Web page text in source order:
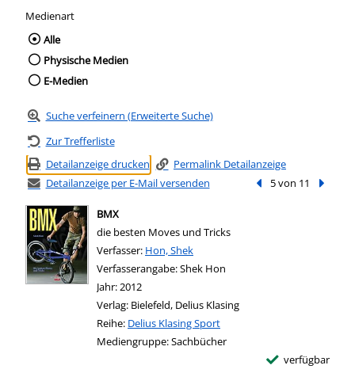
Medienart
Wählen Sie die Medienart nach der Sie
Alle
Physische Medien
E-Medien
Suche verfeinern (Erweiterte Suche)
Zur Trefferliste
Detailanzeige drucken
Permalink Detailanzeige
Detailanzeige per E-Mail versenden
Vorheriger Treffer
5 von 11
BMX
die besten Moves und Tricks
Verfasser: Suche nach diesem Verfasser
Hon, Shek
Verfasserangabe:Shek Hon
Jahr:2012
Verlag: Bielefeld, Delius Klasing
Reihe: Delius Klasing Sport
Mediengruppe:Sachbücher
verfügbar